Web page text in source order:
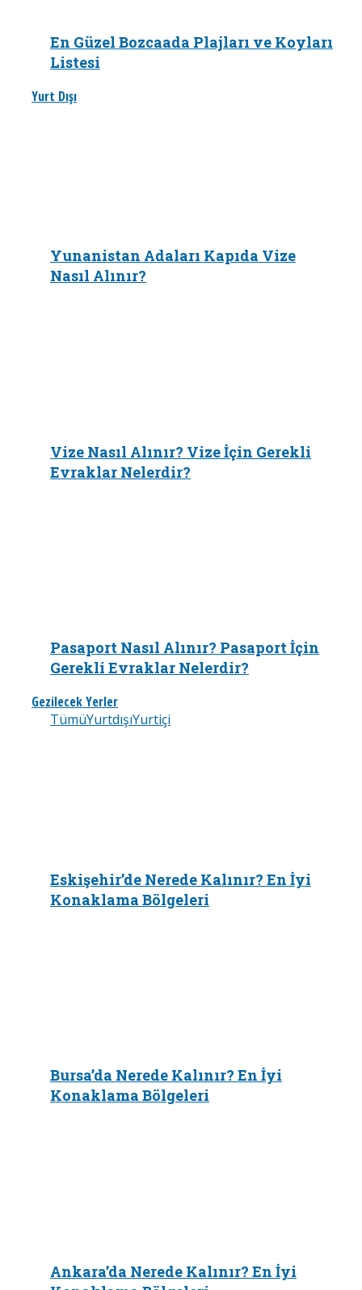
En Güzel Bozcaada Plajları ve Koyları
Listesi
Yurt Dışı
Yunanistan Adaları Kapıda Vize
Nasıl Alınır?
Vize Nasıl Alınır? Vize İçin Gerekli
Evraklar Nelerdir?
Pasaport Nasıl Alınır? Pasaport İçin
Gerekli Evraklar Nelerdir?
Gezilecek Yerler
TümüYurtdışıYurtiçi
Eskişehir’de Nerede Kalınır? En İyi
Konaklama Bölgeleri
Bursa’da Nerede Kalınır? En İyi
Konaklama Bölgeleri
Ankara’da Nerede Kalınır? En İyi